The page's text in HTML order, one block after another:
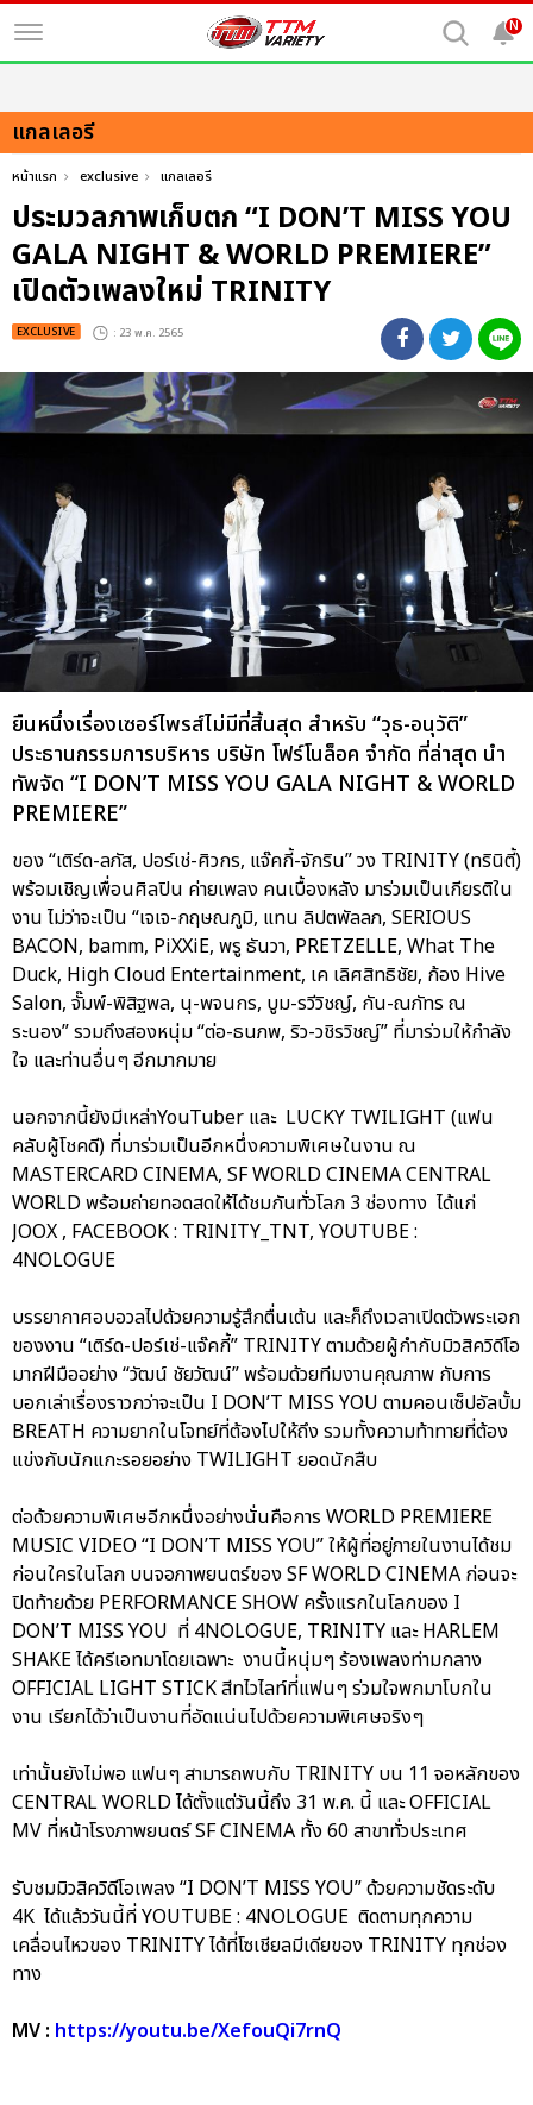
N
แกลเลอรี
หน้าแรก exclusive แกลเลอรี
ประมวลภาพเก็บตก “I DON’T MISS YOU
GALA NIGHT & WORLD PREMIERE”
เปิดตัวเพลงใหม่ TRINITY
EXCLUSIVE : 23 พ.ค. 2565
ยืนหนึ่งเรื่องเซอร์ไพรส์ไม่มีที่สิ้นสุด สำหรับ “วุธ-อนุวัติ”
ประธานกรรมการบริหาร บริษัท โฟร์โนล็อค จำกัด ที่ล่าสุด นำ
ทัพจัด “I DON’T MISS YOU GALA NIGHT & WORLD
PREMIERE”
ของ “เติร์ด-ลภัส, ปอร์เช่-ศิวกร, แจ๊คกี้-จักริน” วง TRINITY (ทรินิตี้)
พร้อมเชิญเพื่อนศิลปิน ค่ายเพลง คนเบื้องหลัง มาร่วมเป็นเกียรติใน
งาน ไม่ว่าจะเป็น “เจเจ-กฤษณภูมิ, แทน ลิปตพัลลภ, SERIOUS
BACON, bamm, PiXXiE, พรู ธันวา, PRETZELLE, What The
Duck, High Cloud Entertainment, เค เลิศสิทธิชัย, ก้อง Hive
Salon, จั๊มพ์-พิสิฐพล, นุ-พจนกร, บูม-รวีวิชญ์, กัน-ณภัทร ณ
ระนอง” รวมถึงสองหนุ่ม “ต่อ-ธนภพ, ริว-วชิรวิชญ์” ที่มาร่วมให้กำลัง
ใจ และท่านอื่นๆ อีกมากมาย
นอกจากนี้ยังมีเหล่าYouTuber และ LUCKY TWILIGHT (แฟน
คลับผู้โชคดี) ที่มาร่วมเป็นอีกหนึ่งความพิเศษในงาน ณ
MASTERCARD CINEMA, SF WORLD CINEMA CENTRAL
WORLD พร้อมถ่ายทอดสดให้ได้ชมกันทั่วโลก 3 ช่องทาง ได้แก่
JOOX , FACEBOOK : TRINITY_TNT, YOUTUBE :
4NOLOGUE
บรรยากาศอบอวลไปด้วยความรู้สึกตื่นเต้น และก็ถึงเวลาเปิดตัวพระเอก
ของงาน “เติร์ด-ปอร์เช่-แจ๊คกี้” TRINITY ตามด้วยผู้กำกับมิวสิควิดีโอ
มากฝีมืออย่าง “วัฒน์ ชัยวัฒน์” พร้อมด้วยทีมงานคุณภาพ กับการ
บอกเล่าเรื่องราวกว่าจะเป็น I DON’T MISS YOU ตามคอนเซ็ปอัลบั้ม
BREATH ความยากในโจทย์ที่ต้องไปให้ถึง รวมทั้งความท้าทายที่ต้อง
แข่งกับนักแกะรอยอย่าง TWILIGHT ยอดนักสืบ
ต่อด้วยความพิเศษอีกหนึ่งอย่างนั่นคือการ WORLD PREMIERE
MUSIC VIDEO “I DON’T MISS YOU” ให้ผู้ที่อยู่ภายในงานได้ชม
ก่อนใครในโลก บนจอภาพยนตร์ของ SF WORLD CINEMA ก่อนจะ
ปิดท้ายด้วย PERFORMANCE SHOW ครั้งแรกในโลกของ I
DON’T MISS YOU ที่ 4NOLOGUE, TRINITY และ HARLEM
SHAKE ได้ครีเอทมาโดยเฉพาะ งานนี้หนุ่มๆ ร้องเพลงท่ามกลาง
OFFICIAL LIGHT STICK สีทไวไลท์ที่แฟนๆ ร่วมใจพกมาโบกใน
งาน เรียกได้ว่าเป็นงานที่อัดแน่นไปด้วยความพิเศษจริงๆ
เท่านั้นยังไม่พอ แฟนๆ สามารถพบกับ TRINITY บน 11 จอหลักของ
CENTRAL WORLD ได้ตั้งแต่วันนี้ถึง 31 พ.ค. นี้ และ OFFICIAL
MV ที่หน้าโรงภาพยนตร์ SF CINEMA ทั้ง 60 สาขาทั่วประเทศ
รับชมมิวสิควิดีโอเพลง “I DON’T MISS YOU” ด้วยความชัดระดับ
4K ได้แล้ววันนี้ที่ YOUTUBE : 4NOLOGUE ติดตามทุกความ
เคลื่อนไหวของ TRINITY ได้ที่โซเชียลมีเดียของ TRINITY ทุกช่อง
ทาง
MV : https://youtu.be/XefouQi7rnQ